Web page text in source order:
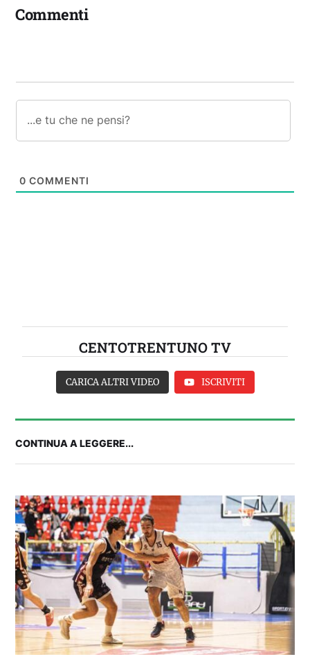
Commenti
0 COMMENTI
CENTOTRENTUNO TV
2° TROFEO RIVA | IL POST-PARTITA: commenta
con noi il match tra Cagliari e Nizza
CARICA ALTRI VIDEO ISCRIVITI
CONTINUA A LEGGERE...